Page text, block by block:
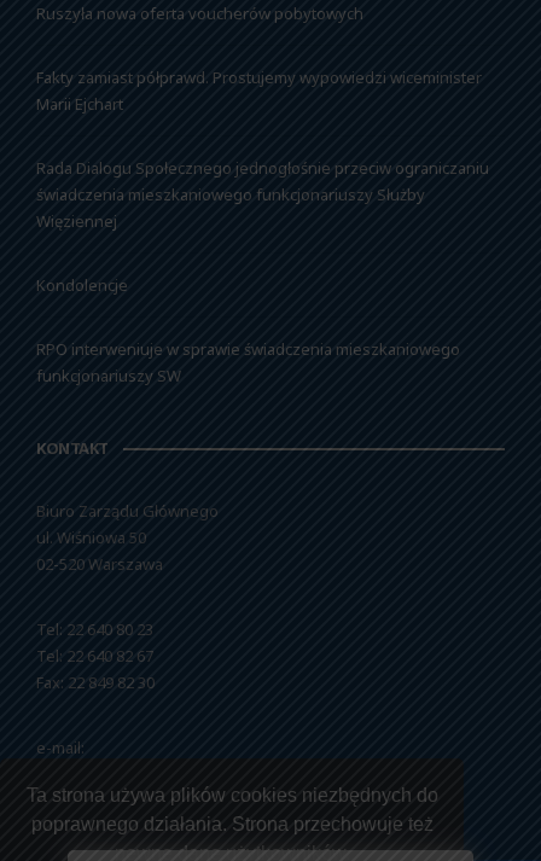
Ta strona używa plików cookies niezbędnych do
poprawnego działania. Strona przechowuje też
pewne dane użytkowników.
Ruszyła nowa oferta voucherów pobytowych
Fakty zamiast półprawd. Prostujemy wypowiedzi wiceminister
Marii Ejchart
Rada Dialogu Społecznego jednogłośnie przeciw ograniczaniu
świadczenia mieszkaniowego funkcjonariuszy Służby
Więziennej
Kondolencje
RPO interweniuje w sprawie świadczenia mieszkaniowego
funkcjonariuszy SW
KONTAKT
Biuro Zarządu Głównego
ul. Wiśniowa 50
02-520 Warszawa
Tel: 22 640 80 23
Tel: 22 640 82 67
Fax: 22 849 82 30
e-mail: